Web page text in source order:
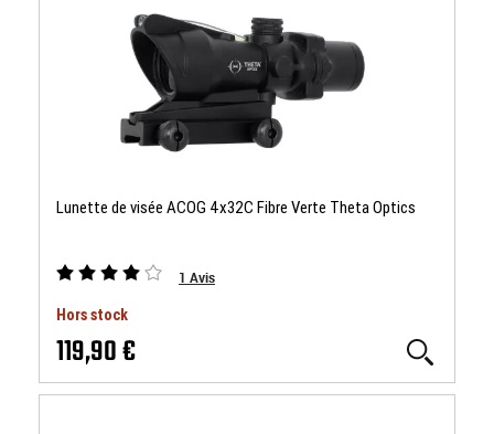
Lunette de visée ACOG 4x32C Fibre Verte Theta Optics
1 Avis
Hors stock
119,90 €